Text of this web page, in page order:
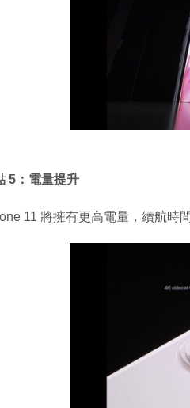
5：電量提升
11 將擁有更高電量，續航時